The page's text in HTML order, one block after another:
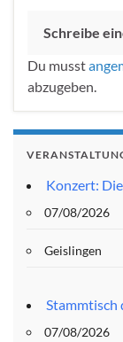
Schreibe
Du musst
abzugeben.
Konzert:
07/08/2026
Geislingen
Stammtisch
07/08/2026